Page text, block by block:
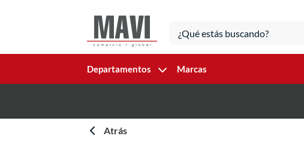
Departamentos Marcas
Atrás